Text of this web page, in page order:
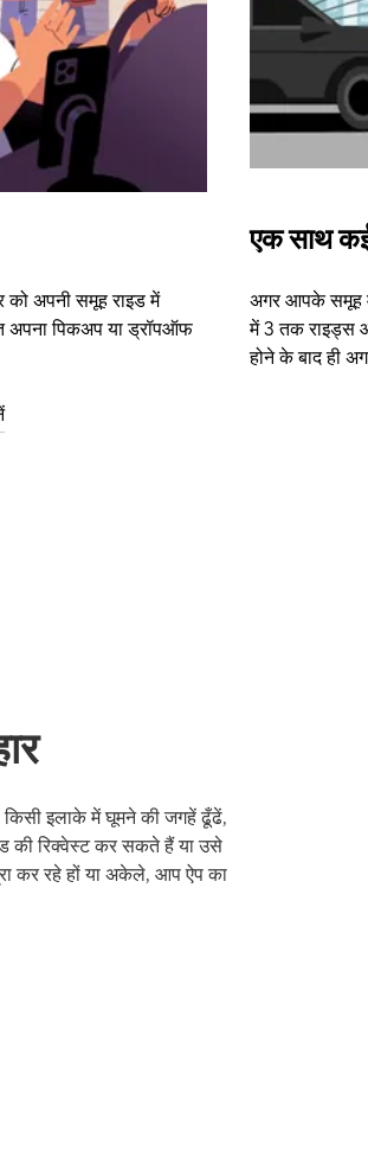
को अपनी समूह राइड में
अपना पिकअप या ड्रॉपऑफ
एक साथ
अगर आपके समूह
में 3 तक राइड्स
होने के बाद ही
इलाके में घूमने की जगहें ढूँढें,
की रिक्वेस्ट कर सकते हैं या उसे
कर रहे हों या अकेले, आप ऐप का